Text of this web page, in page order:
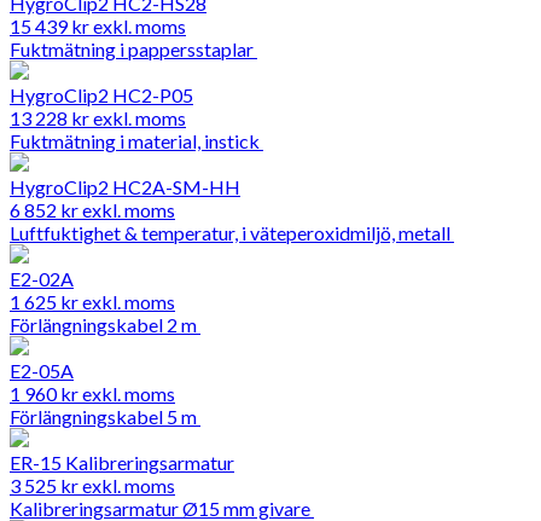
15 439krexkl. moms
Fuktmätning i pappersstaplar
HygroClip2 HC2-P05
13 228 krexkl. moms
Fuktmätning i material, instick
HygroClip2 HC2A-SM-HH
6 852 krexkl. moms
Luftfuktighet & temperatur, i väteperoxidmiljö, metall
E2-02A
1 625 krexkl. moms
Förlängningskabel 2 m
E2-05A
1 960krexkl. moms
Förlängningskabel 5 m
ER-15 Kalibreringsarmatur
3 525 krexkl. moms
Kalibreringsarmatur Ø15 mm givare